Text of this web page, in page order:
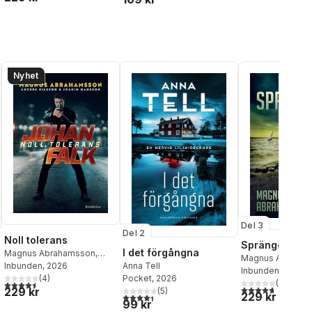
röster:
Nyhet
Noll tolerans
Magnus Abrahamsson,
Anders Nilsson,
Hansson
Inbunden, 2026
4,5utav 5 stjärnor. Totalt antal röster:
(4)
229 kr
Del 2
I det förgångna
Anna Tell
Pocket, 2026
4,4utav 5 stjärnor. Totalt antal röster:
(5)
99 kr
Del 3
Sprängört
Magnus
Inbunden
4,7utav 5(
229 kr